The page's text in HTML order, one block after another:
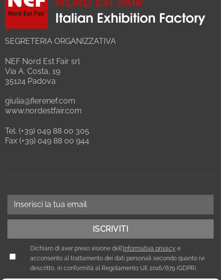
SEGRETERIA ORGANIZZATIVA
NEF Nord Est Fair srl
Via A. Costa, 19
35124 Padova
giulia@fierenef.com
www.nordestfair.com
Tel. (+39) 049 88 00 305
Fax (+39) 049 88 00 944
Dichiaro di aver preso visione dell'Informativa privacy e
acconsento al trattamento dei dati personali secondo quanto ivi
descritto, in conformità al Regolamento UE 2016/679 (GDPR).